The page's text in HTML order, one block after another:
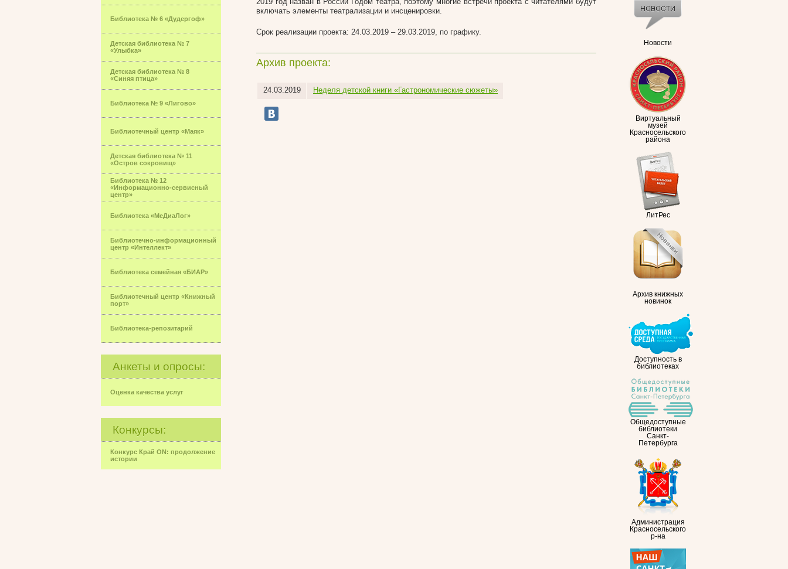
Библиотека № 6 «Дудергоф»
Детская библиотека № 7
«Улыбка»
Детская библиотека № 8
«Синяя птица»
Библиотека № 9 «Лигово»
Библиотечный центр «Маяк»
Детская библиотека № 11
«Остров сокровищ»
Библиотека № 12
«Информационно-сервисный
центр»
Библиотека «МеДиаЛог»
Библиотечно-информационный
центр «Интеллект»
Библиотека семейная «БИАР»
Библиотечный центр «Книжный
порт»
Библиотека-репозитарий
Анкеты и опросы:
Оценка качества услуг
Конкурсы:
Конкурс Край ON: продолжение
истории
Новости
Виртуальный
музей
Красносельского
района
ЛитРес
Архив книжных
новинок
Доступность в
библиотеках
Общедоступные
библиотеки
Санкт-
Петербурга
Администрация
Красносельского
р-на
включать элементы театрализации и инсценировки.
Срок реализации проекта: 24.03.2019 – 29.03.2019, по графику.
Архив проекта:
24.03.2019 Неделя детской книги «Гастрономические сюжеты»